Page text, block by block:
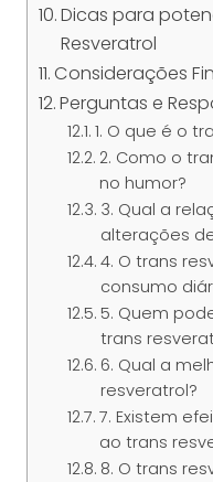
Dicas para
Resveratrol
Considerações
Perguntas e
1. O que é o
2. Como o
no humor?
3. Qual a
alterações
4. O trans
consumo
5. Quem
trans
6. Qual a
resveratrol?
7. Existem
ao trans
8. O trans